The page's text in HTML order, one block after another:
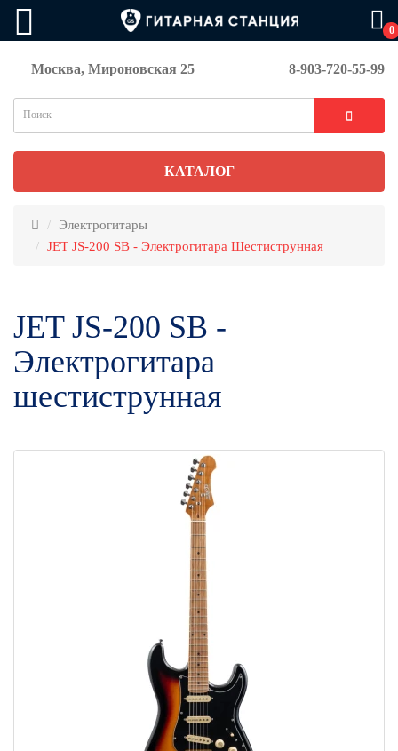
0
Москва, Мироновская 25 8-903-720-55-99
КАТАЛОГ
Электрогитары
JET JS-200 SB - Электрогитара Шестиструнная
JET JS-200 SB -
Электрогитара
шестиструнная